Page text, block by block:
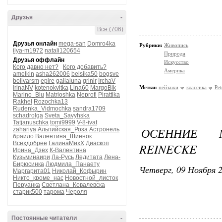
-
Друзья
Все (706)
Друзья онлайн mega-san Domro4ka
ilya-m1972 natali120654
Друзья оффлайн
Кого давно нет?
Кого добавить?
amelkin asha262006 belsika50 bogsve
bolivarsm epire gallaluna grinir IrchaV
IrinaNV kotenokvitka Lina60 MargoBik
Marino_Blu Matrioshka Neprofi Pirattika
Rakhel
Rozochka13
Rudenka_Vidmochka sandra1709
schadrolga Sveta_Savyhska
Tatjanuschka tomi9999 V-8-ivat
zahariya Альпийская_Роза Астронель
браило Валентина_Шиенок
Всехдобрее ГалинаМихХ Диаскоп
Ирина_Дзех К-Валентина
Кузьминаири Ла-Русь Ледитата Лена-
Бирюсинка Людмила_Панаету
Маргарита01 Николай_Кофырин
Никто_кроме_нас Новостной_листок
Перуанка Светлана_Ковалевска
старик500 тарома Чероля
-
Постоянные читатели
Рубрики: Живопись
Природа
Искусство
Америка
Метки: пейзажи классика
ОСЕННИЕ
REINECKE
Четверг, 09 Ноября